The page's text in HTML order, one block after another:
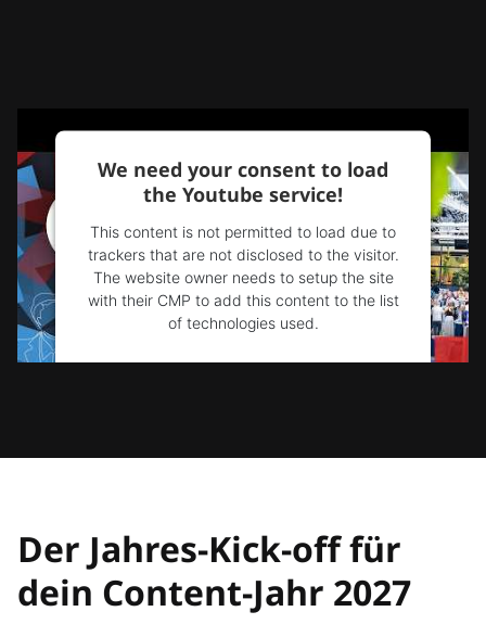
We need your consent to load
the Youtube service!
This content is not permitted to load due to
trackers that are not disclosed to the visitor.
The website owner needs to setup the site
with their CMP to add this content to the list
of technologies used.
Powered byUsercentrics Consent
Der Jahres-Kick-off für
dein Content-Jahr 2027